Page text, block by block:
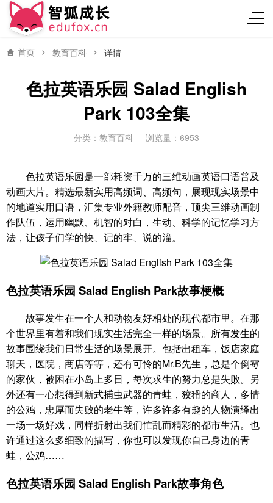
首页 教育百科 详情
色拉英语乐园 Salad English
Park 103全集
分类： 教育百科 浏览量：6953
色拉英语乐园是一部耗资千万的三维动画英语口语普及
动画大片。精选最新实用高频词、高频句，展现现实场景中
的地道实用口语，汇集专业外籍教师配音，顶尖三维动画制
作队伍，运用幽默、机智的对白，生动、科学的记忆学习方
法，让孩子们学的快、记的牢、说的溜。
色拉英语乐园 Salad English Park故事梗概
故事发生在一个人和动物友好相处的现代都市里。在那
个世界里有着和我们现实生活完全一样的场景。所有发生的
故事围绕我们日常生活的场景展开。包括出租车，饭店家庭
聊天，医院，商店等等，还有可怜的Mr.B先生，总是个倒霉
的家伙，被困在小岛上多日，每次求生的努力总是失败。另
外还有一心想得到新式捕虫武器的青蛙，狡猾的商人，多情
的公鸡，忠厚而失败的老牛等，许多许多有趣的人物演绎出
一场一场好戏，同样折射出我们忙乱而精彩的都市生活。也
许通过这么多细致的描写，你也可以发现你自己身边的青
蛙，公鸡……
色拉英语乐园 Salad English Park故事角色